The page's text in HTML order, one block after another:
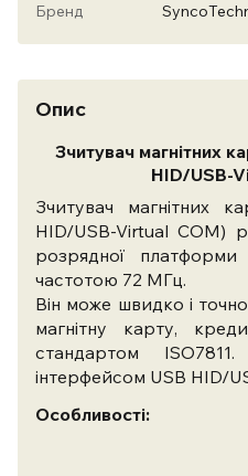
Бренд
Опис
Зчитувач магнітних
HID/USB-
Зчитувач магнітних
HID/USB-Virtual COM)
розрядної
частотою 72 МГц.
Він може швидко і
магнітну карту,
стандартом
інтерфейсом USB HID/
Особливості: